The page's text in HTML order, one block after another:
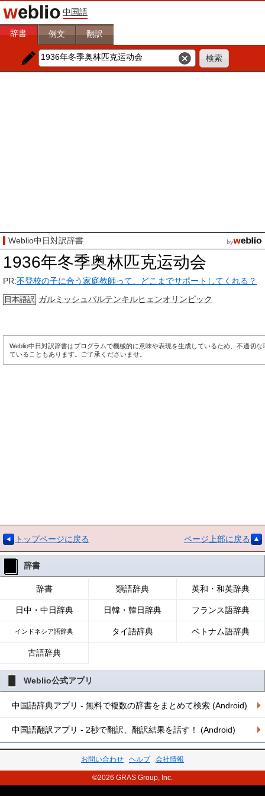
中国語
辞書 例文 翻訳
Weblio中日対訳辞書
1936年冬季奥林匹克运动会
PR:不登校の子に合う家庭教師って、どこまでサポートしてくれる？
日本語訳 ガルミッシュパルテンキルヒェンオリンピック
Weblio中日対訳辞書はプログラムで機械的に意味や表現を生成しているため、不適切な
ていることもあります。ご了承くださいませ。
トップページに戻る ページ上部に戻る
辞書
辞書 類語辞典 英和・和英辞典
日中・中日辞典 日韓・韓日辞典 フランス語辞典
インドネシア語辞典 タイ語辞典 ベトナム語辞典
古語辞典
Weblio公式アプリ
中国語辞典アプリ - 無料で複数の辞書をまとめて検索 (Android)
中国語翻訳アプリ - 2秒で翻訳、翻訳結果を話す！ (Android)
お問い合わせ ヘルプ 会社情報
©2026 GRAS Group, Inc.